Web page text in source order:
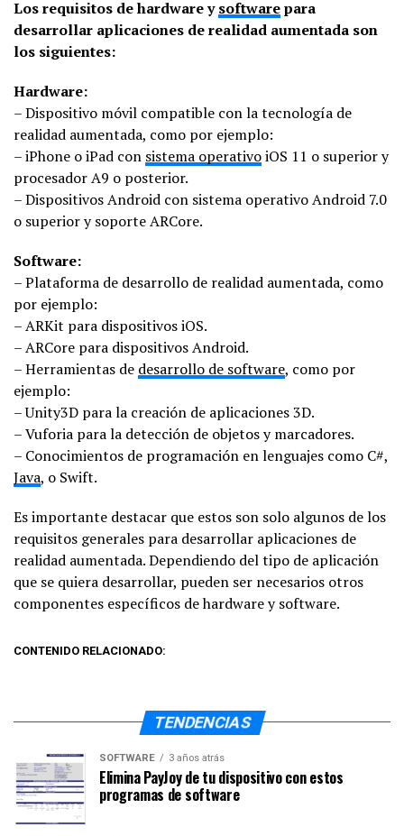
Los requisitos de hardware ysoftwarepara
desarrollar aplicaciones de realidad aumentada son
los siguientes:
Hardware:
– Dispositivo móvil compatible con la tecnología de
realidad aumentada, como por ejemplo:
– iPhone o iPad con sistema operativoiOS 11 o superior y
procesador A9 o posterior.
– Dispositivos Android con sistema operativo Android 7.0
o superior y soporte ARCore.
Software:
– Plataforma de desarrollo de realidad aumentada, como
por ejemplo:
– ARKit para dispositivos iOS.
– ARCore para dispositivos Android.
– Herramientas de desarrollo de software, como por
ejemplo:
– Unity3D para la creación de aplicaciones 3D.
– Vuforia para la detección de objetos y marcadores.
– Conocimientos de programación en lenguajes como C#,
Java, o Swift.
Es importante destacar que estos son solo algunos de los
requisitos generales para desarrollar aplicaciones de
realidad aumentada. Dependiendo del tipo de aplicación
que se quiera desarrollar, pueden ser necesarios otros
componentes específicos de hardware y software.
CONTENIDO RELACIONADO:
TENDENCIAS
SOFTWARE 3 años atrás
Elimina PayJoy de tu dispositivo con estos
programas de software